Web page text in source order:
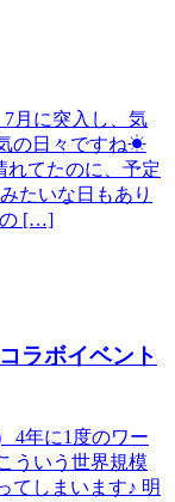
月に突入し、気
の日々ですね☀
れてたのに、予定
たいな日もあり
の […]
ラボイベント
4年に1度のワー
ういう世界規模
てしまいます♪ 明